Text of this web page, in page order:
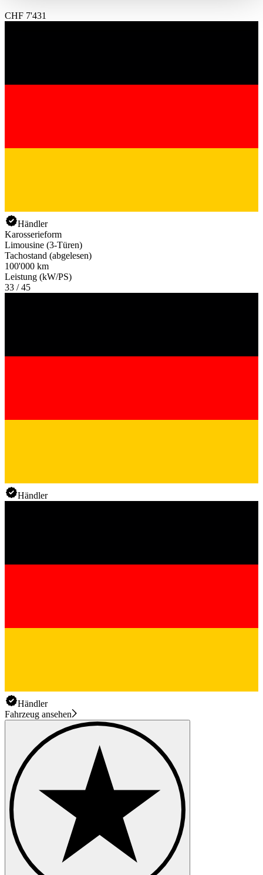
gesammelt haben.Datenschutzerklärung
CHF 7'431
Händler
Karosserieform
Limousine (3-Türen)
Tachostand (abgelesen)
100'000 km
Leistung (kW/PS)
33 / 45
Händler
Händler
Fahrzeug ansehen